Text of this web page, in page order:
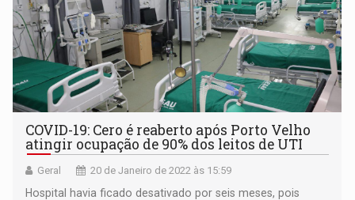
COVID-19: Cero é reaberto após Porto Velho
atingir ocupação de 90% dos leitos de UTI
Geral 20 de Janeiro de 2022 às 15:59
Hospital havia ficado desativado por seis meses, pois